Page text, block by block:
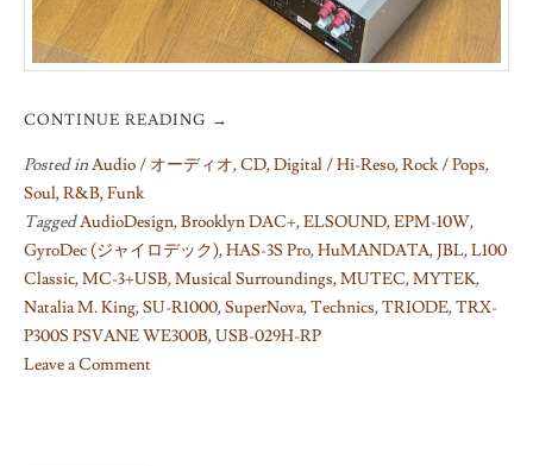
CONTINUE READING →
Posted inAudio / オーディオ,CD,Digital / Hi-Reso,Rock / Pops,
Soul, R&B, Funk
TaggedAudioDesign,Brooklyn DAC+,ELSOUND,EPM-10W,
GyroDec (ジャイロデック),HAS-3S Pro,HuMANDATA,JBL,L100
Classic,MC-3+USB,Musical Surroundings,MUTEC,MYTEK,
Natalia M. King,SU-R1000,SuperNova,Technics,TRIODE,TRX-
P300S PSVANE WE300B,USB-029H-RP
Leave a Comment